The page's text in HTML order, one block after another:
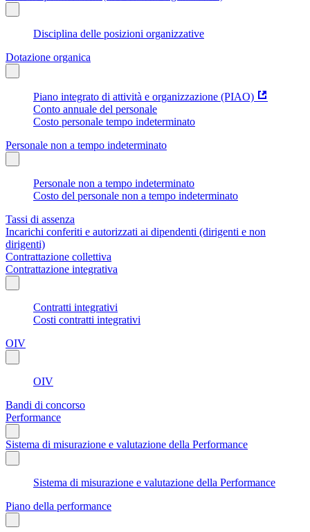
Disciplina delle posizioni organizzative
Dotazione organica
Piano integrato di attività e organizzazione (PIAO)
Conto annuale del personale
Costo personale tempo indeterminato
Personale non a tempo indeterminato
Personale non a tempo indeterminato
Costo del personale non a tempo indeterminato
Tassi di assenza
Incarichi conferiti e autorizzati ai dipendenti (dirigenti e non
dirigenti)
Contrattazione collettiva
Contrattazione integrativa
Contratti integrativi
Costi contratti integrativi
OIV
OIV
Bandi di concorso
Performance
Sistema di misurazione e valutazione della Performance
Sistema di misurazione e valutazione della Performance
Piano della performance